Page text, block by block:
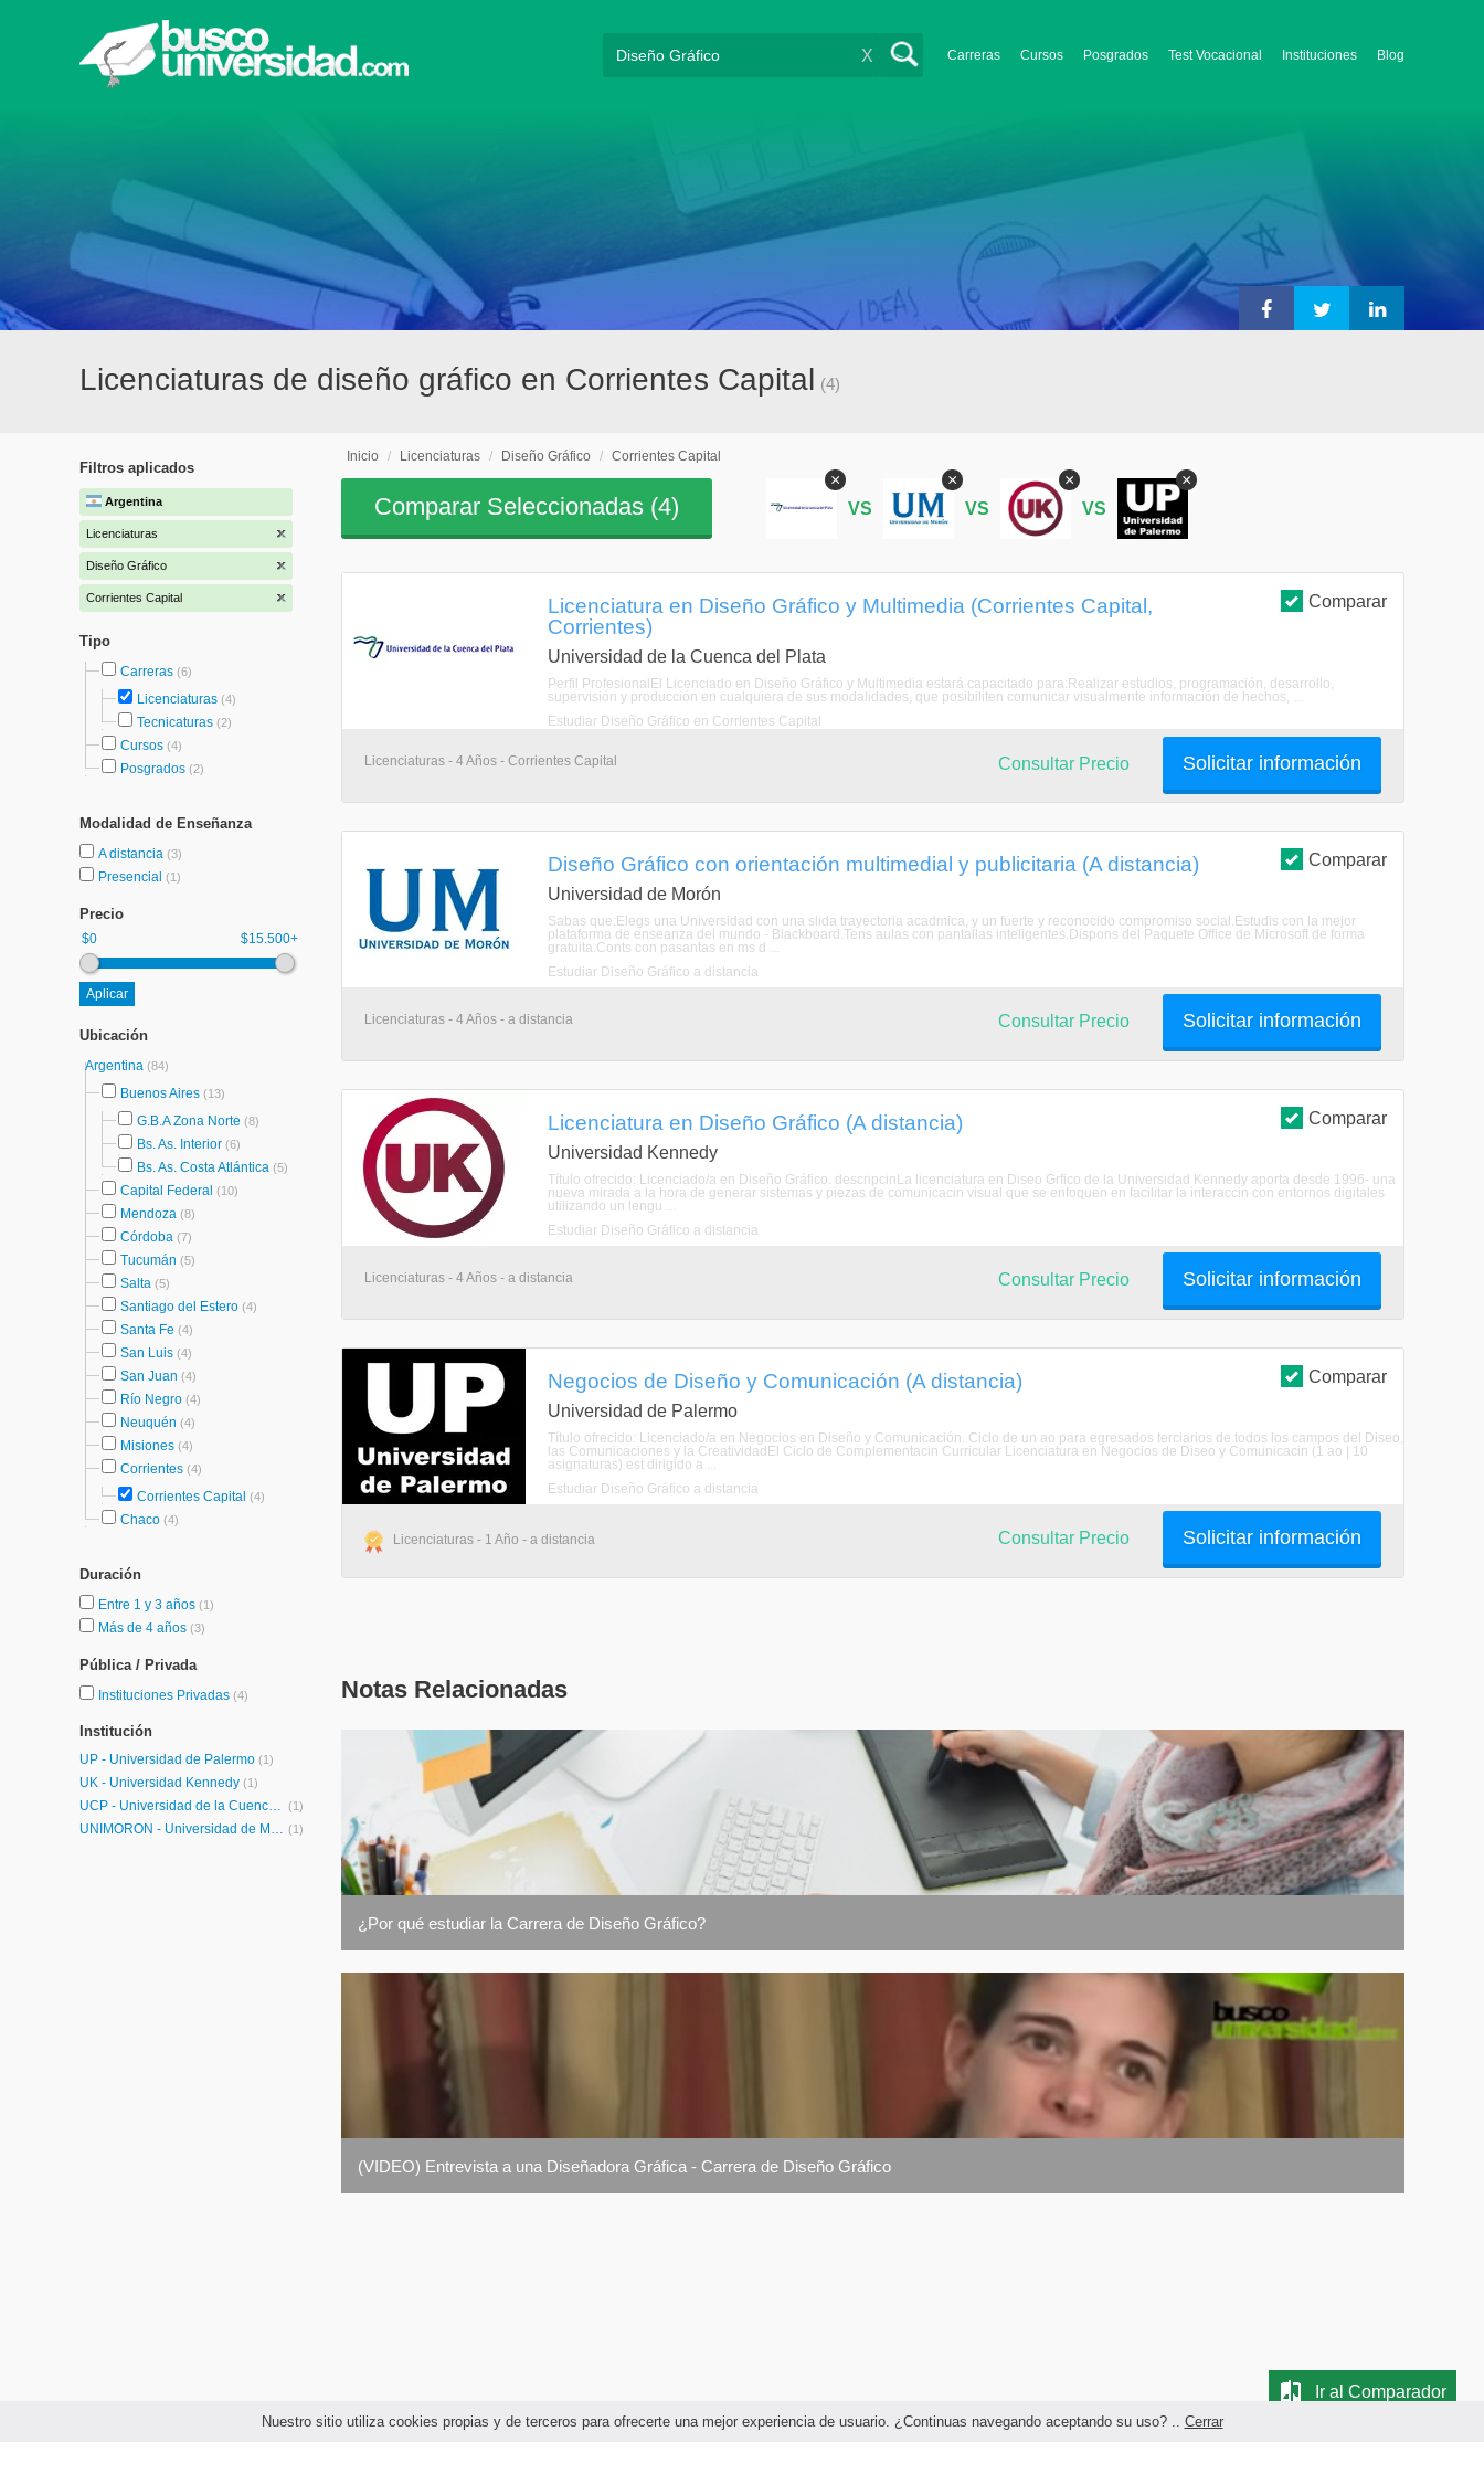
Nuestro sitio utiliza cookies propias y de terceros para ofrecerte una mejor experiencia de usuario. ¿Continuas navegando aceptando su uso? .. Cerrar
Carreras Cursos Posgrados Test Vocacional Instituciones Blog
X
Licenciaturas de diseño gráfico en Corrientes Capital (4)
Filtros aplicados
Argentina
Licenciaturas
Diseño Gráfico
Corrientes Capital
Tipo
Carreras (6)
Licenciaturas (4)
Tecnicaturas (2)
Cursos (4)
Posgrados (2)
Modalidad de Enseñanza
A distancia (3)
Presencial (1)
Precio
$0 $15.500+
Ubicación
Argentina (84)
Buenos Aires (13)
G.B.A Zona Norte (8)
Bs. As. Interior (6)
Bs. As. Costa Atlántica (5)
Capital Federal (10)
Mendoza (8)
Córdoba (7)
Tucumán (5)
Salta (5)
Santiago del Estero (4)
Santa Fe (4)
San Luis (4)
San Juan (4)
Río Negro (4)
Neuquén (4)
Misiones (4)
Corrientes (4)
Corrientes Capital (4)
Chaco (4)
Duración
Entre 1 y 3 años (1)
Más de 4 años (3)
Pública / Privada
Instituciones Privadas (4)
Institución
UP - Universidad de Palermo (1)
UK - Universidad Kennedy (1)
UCP - Universidad de la Cuenca del Plata (1)
UNIMORÓN - Universidad de Morón (1)
Inicio / Licenciaturas / Diseño Gráfico / Corrientes Capital
Comparar Seleccionadas (4)
×
VS
×
VS
×
VS
×
Comparar
Licenciatura en Diseño Gráfico y Multimedia (Corrientes Capital,
Corrientes)
Universidad de la Cuenca del Plata
Perfil ProfesionalEl Licenciado en Diseño Gráfico y Multimedia estará capacitado para:Realizar estudios, programación, desarrollo,
supervisión y producción en cualquiera de sus modalidades, que posibiliten comunicar visualmente información de hechos, ...
Estudiar Diseño Gráfico en Corrientes Capital
Licenciaturas - 4 Años - Corrientes Capital Solicitar información
Consultar Precio
Comparar
Diseño Gráfico con orientación multimedial y publicitaria (A distancia)
Universidad de Morón
Sabas que:Elegs una Universidad con una slida trayectoria acadmica, y un fuerte y reconocido compromiso social.Estudis con la mejor
plataforma de enseanza del mundo - Blackboard.Tens aulas con pantallas inteligentes.Dispons del Paquete Office de Microsoft de forma
gratuita.Conts con pasantas en ms d ...
Estudiar Diseño Gráfico a distancia
Licenciaturas - 4 Años - a distancia Solicitar información
Consultar Precio
Comparar
Licenciatura en Diseño Gráfico (A distancia)
Universidad Kennedy
Título ofrecido: Licenciado/a en Diseño Gráfico. descripcinLa licenciatura en Diseo Grfico de la Universidad Kennedy aporta desde 1996- una
nueva mirada a la hora de generar sistemas y piezas de comunicacin visual que se enfoquen en facilitar la interaccin con entornos digitales
utilizando un lengu ...
Estudiar Diseño Gráfico a distancia
Licenciaturas - 4 Años - a distancia Solicitar información
Consultar Precio
Comparar
Negocios de Diseño y Comunicación (A distancia)
Universidad de Palermo
Título ofrecido: Licenciado/a en Negocios en Diseño y Comunicación. Ciclo de un ao para egresados terciarios de todos los campos del Diseo,
las Comunicaciones y la CreatividadEl Ciclo de Complementacin Curricular Licenciatura en Negocios de Diseo y Comunicacin (1 ao | 10
asignaturas) est dirigido a ...
Estudiar Diseño Gráfico a distancia
Licenciaturas - 1 Año - a distancia Solicitar información
Consultar Precio
Notas Relacionadas
¿Por qué estudiar la Carrera de Diseño Gráfico?
(VIDEO) Entrevista a una Diseñadora Gráfica - Carrera de Diseño Gráfico
Ir al Comparador